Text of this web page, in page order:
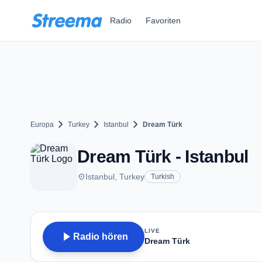
Radio Favoriten
Europa chevron_right Turkey chevron_right Istanbul chevron_right Dream Türk
Dream Türk - Istanbul
placeIstanbul, Turkey Turkish
play_arrow Radio hören
LIVE
Dream Türk